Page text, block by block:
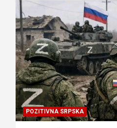
POZITIVNA SRPSKA